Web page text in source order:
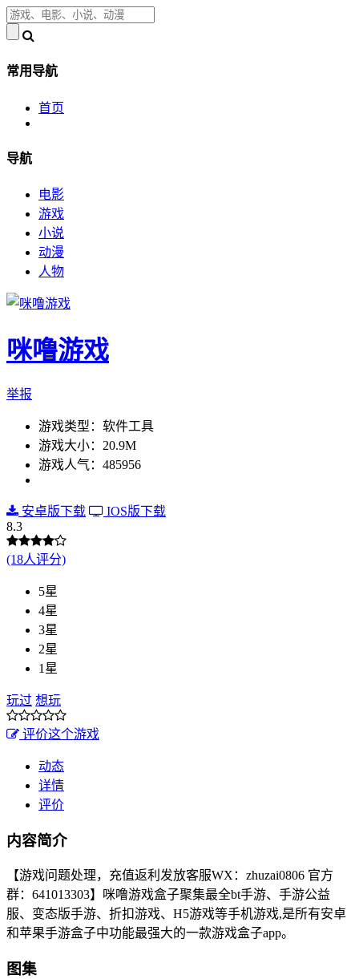
常用导航
首页
导航
电影
游戏
小说
动漫
人物
咪噜游戏
举报
游戏类型：软件工具
游戏大小：20.9M
游戏人气：485956
安卓版下载
IOS版下载
8.3
(18人评分)
5星
4星
3星
2星
1星
玩过 想玩
评价这个游戏
动态
详情
评价
内容简介
【游戏问题处理，充值返利发放客服WX：zhuzai0806 官方
群：641013303】咪噜游戏盒子聚集最全bt手游、手游公益
服、变态版手游、折扣游戏、H5游戏等手机游戏,是所有安卓
和苹果手游盒子中功能最强大的一款游戏盒子app。
图集